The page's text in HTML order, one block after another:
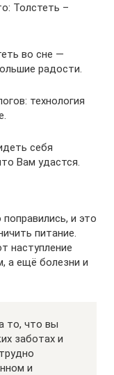
Толстеть –
во сне —
радости.
технология
себя
Вам удастся.
и это
питание.
наступление
а ещё болезни и
то, что вы
заботах и
и